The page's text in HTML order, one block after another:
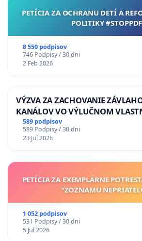
PETÍCIA ZA OCHRANU DETÍ A
POLITIKY
8 550 podpisov
746 Podpisy / 30 dni
2 Feb 2026
VÝZVA ZA ZACHOVANIE
KANÁLOV VO VÝLUČNOM
KONTROLOU SLOVENSKEJ
na riešenie zanedbaného stavu
odvodňovacích kanálov na
589 podpisov
589 Podpisy / 30 dni
23 Jul 2026
PETÍCIA ZA EXEMPLÁRNE
"ZOZNAMU
1 052 podpisov
531 Podpisy / 30 dni
5 Jul 2026